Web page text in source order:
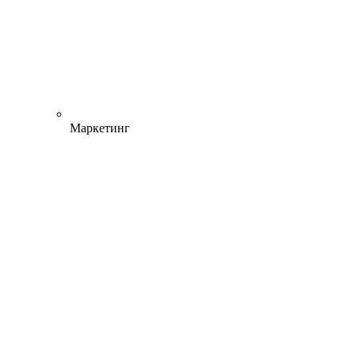
Маркетинг